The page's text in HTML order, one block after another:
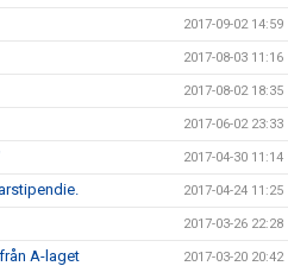
2017-09-02 14:59
2017-08-03 11:16
2017-08-02 18:35
2017-06-02 23:33
2017-04-30 11:14
2017-04-24 11:25
2017-03-26 22:28
A-laget 2017-03-20 20:42